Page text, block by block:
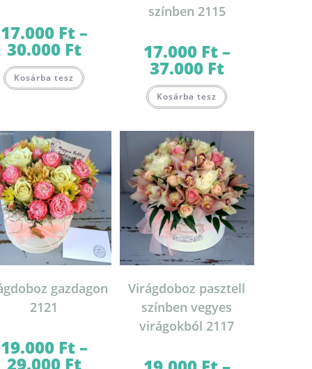
17.000 Ft–
30.000 FtÁrtartomány:
17.000 Ft
30.000 Ft
Kosárba tesz a
A
a
termékoldalon
választhatók
ki
színben 2115
17.000 Ft–
37.000 FtÁrtartomány:
17.000 Ft
37.000 Ft
Kosárba tesz a
változatok
a
termékoldalon
választhatók
ki
gazdagon
2121
19.000 Ft–
29.000 FtÁrtartomány:
Virágdoboz pasztell
színben vegyes
virágokból 2117